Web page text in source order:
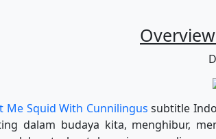
Me Squid With Cunnilingus subtitle
dalam budaya kita, menghibur,